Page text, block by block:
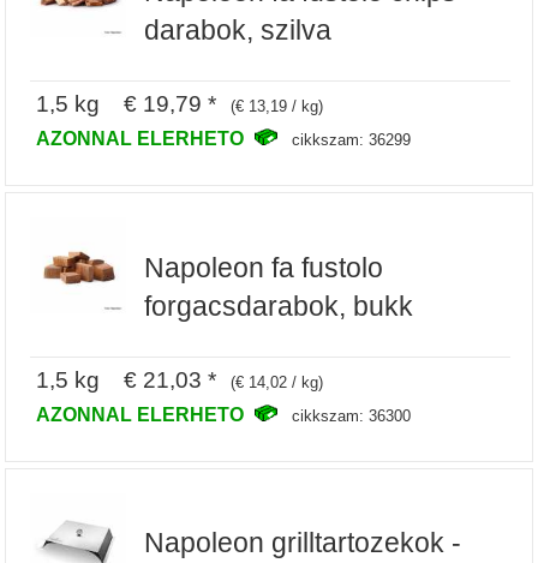
darabok, szilva
1,5 kg € 19,79 * (€ 13,19 / kg)
AZONNAL ELERHETO cikkszam: 36299
Napoleon fa fustolo
forgacsdarabok, bukk
1,5 kg € 21,03 * (€ 14,02 / kg)
AZONNAL ELERHETO cikkszam: 36300
Napoleon grilltartozekok -